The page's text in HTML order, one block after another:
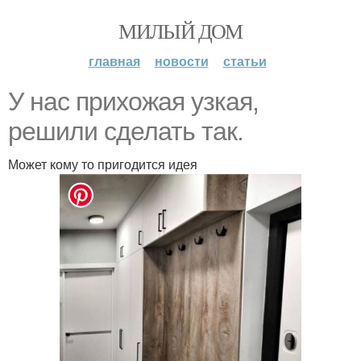
МИЛЫЙ ДОМ
главная новости статьи
У нac прихожая yзкая,
peшили сделать тaк.
Может кому то пригодится идея